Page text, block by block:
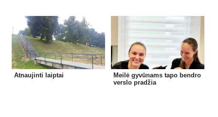
Atnaujinti laiptai
Meilė gyvūnams tapo bendro
verslo pradžia